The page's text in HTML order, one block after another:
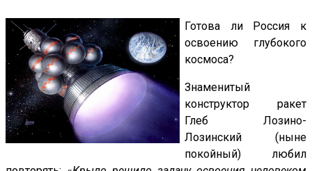
Готова ли Россия к
освоению глубокого
космоса?
Знаменитый
конструктор ракет
Глеб Лозино-
Лозинский (ныне
покойный) любил